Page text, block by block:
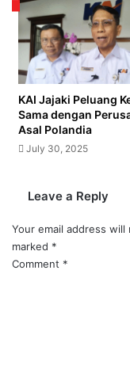
KAI Jajaki Peluang
Sama dengan
Asal Polandia
July 30, 2025
Leave a Reply
Your email address
marked *
Comment *